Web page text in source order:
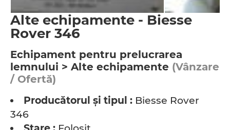
Alte echipamente - Biesse
Rover 346
Echipament pentru prelucrarea
lemnului > Alte echipamente (Vânzare
/ Ofertă)
Producătorul şi tipul : Biesse Rover
346